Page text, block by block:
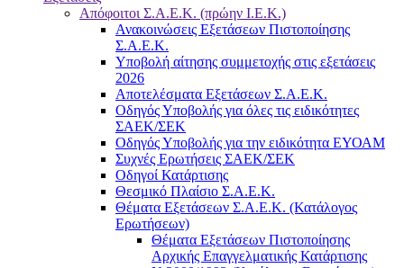
Απόφοιτοι Σ.Α.Ε.Κ. (πρώην Ι.Ε.Κ.)
Ανακοινώσεις Εξετάσεων Πιστοποίησης
Σ.Α.Ε.Κ.
Υποβολή αίτησης συμμετοχής στις εξετάσεις
2026
Αποτελέσματα Εξετάσεων Σ.Α.Ε.Κ.
Οδηγός Υποβολής για όλες τις ειδικότητες
ΣΑΕΚ/ΣΕΚ
Οδηγός Υποβολής για την ειδικότητα ΕΥΟΑΜ
Συχνές Ερωτήσεις ΣΑΕΚ/ΣΕΚ
Οδηγοί Κατάρτισης
Θεσμικό Πλαίσιο Σ.Α.Ε.Κ.
Θέματα Εξετάσεων Σ.Α.Ε.Κ. (Κατάλογος
Ερωτήσεων)
Θέματα Εξετάσεων Πιστοποίησης
Αρχικής Επαγγελματικής Κατάρτισης